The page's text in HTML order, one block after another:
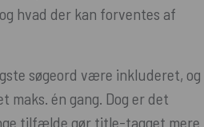
hvad der kan forventes af
søgeord være inkluderet, og
én gang. Dog er det
tilfælde gør title-tagget mere